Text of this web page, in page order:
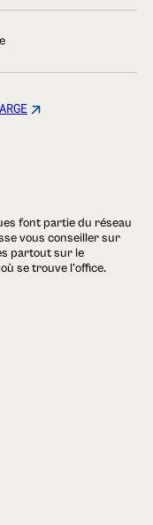
font partie du réseau
vous conseiller sur
partout sur le
se trouve l'office.